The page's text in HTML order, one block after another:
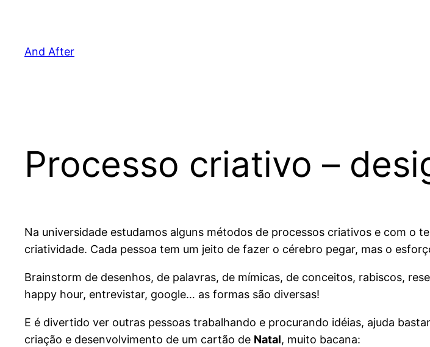
And After
Processo criativo –
Na universidade estudamos alguns métodos de processos criativos e com o
criatividade. Cada pessoa tem um jeito de fazer o cérebro pegar, mas o
Brainstorm de desenhos, de palavras, de mímicas, de conceitos, rabiscos,
happy hour, entrevistar, google… as formas são diversas!
E é divertido ver outras pessoas trabalhando e procurando idéias, ajuda
criação e desenvolvimento de um cartão de Natal, muito bacana: